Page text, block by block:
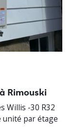
Rimouski
Willis -30 R32
unité par étage